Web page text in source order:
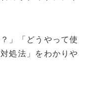
」「どうやって使
処法」をわかりや